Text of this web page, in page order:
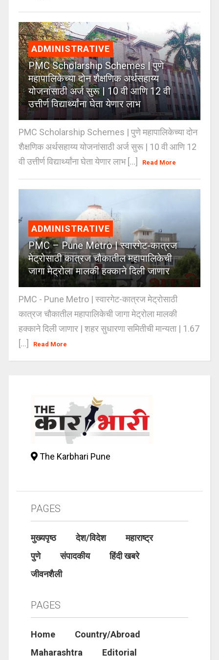
ADMINISTRATIVE
PMC Scholarship Schemes | पुणे
महापालिकेच्या दोन शैक्षणिक अर्थसहाय्य
योजनांसाठी अर्ज सुरू | 10 वी आणि 12 वी
उत्तीर्ण विद्यार्थ्यांना घेता येणार लाभ
PMC Scholarship Schemes | पुणे महापालिकेच्या दोन
शैक्षणिक अर्थसहाय्य योजनांसाठी अर्ज सुरू | 10 वी आणि 12
वी उत्तीर्ण विद्यार्थ्यांना घेता येणार लाभ [...]
Read More
ADMINISTRATIVE
PMC – Pune Metro | स्वारगेट-कात्रज
मेट्रोसाठी कात्रज चौकातील महापालिकेची
जागा मेट्रोला मालकी हक्काने दिली जाणार
PMC - Pune Metro | स्वारगेट-कात्रज मेट्रोसाठी
कात्रज चौकातील महापालिकेची जागा मेट्रोला मालकी
हक्काने दिली जाणार | शहर सुधारणा समितीची मान्यता | 1.67
[...]
Read More
The Karbhari Pune
PAGES
मुख्यपृष्ठ देश/विदेश
महाराष्ट्र
पुणे
संपादकीय
हिंदी खबरे
जीवनशैली
PAGES
Home
Country/Abroad
Maharashtra
Editorial